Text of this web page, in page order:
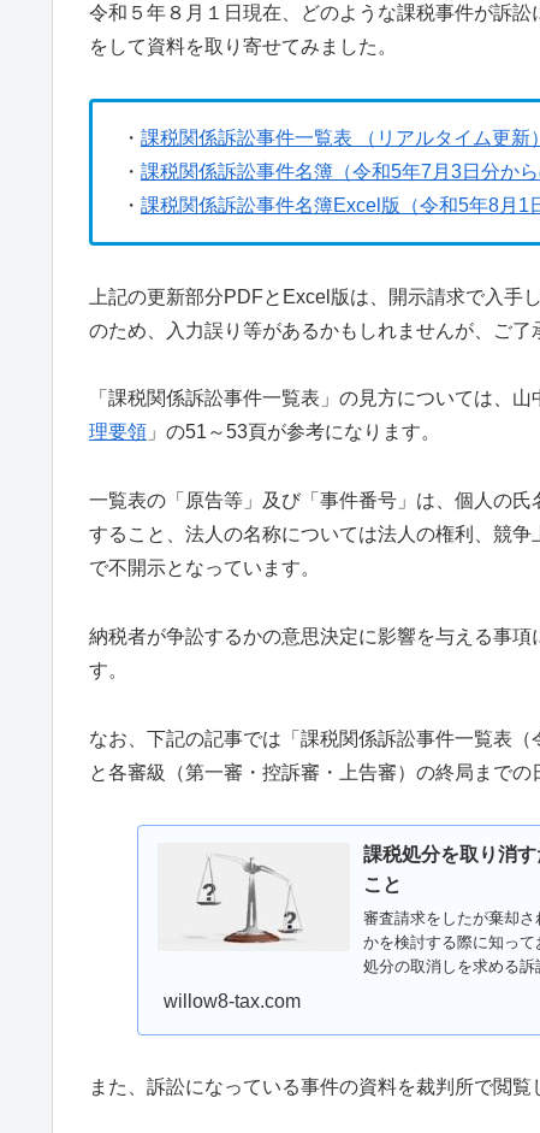
令和５年８月１日現在、どのような課税事件が訴
をして資料を取り寄せてみました。
・ 課税関係訴訟事件一覧表 （リアルタイム更新
・ 課税関係訴訟事件名簿（令和5年7月3日分から
・ 課税関係訴訟事件名簿Excel版（令和5年8月1
上記の更新部分PDFとExcel版は、開示請求で入
のため、入力誤り等があるかもしれませんが、ご了
「課税関係訴訟事件一覧表」の見方については、
理要領 」の51～53頁が参考になります。
一覧表の「原告等」及び「事件番号」は、個人の
すること、法人の名称については法人の権利、競
で不開示となっています。
納税者が争訟するかの意思決定に影響を与える事
す。
なお、下記の記事では「課税関係訴訟事件一覧表
と各審級（第一審・控訴審・上告審）の終局までの
課税処分を取り消
こと
審査請求をしたが棄却
かを検討する際に知っ
処分の取消しを求める
willow8-tax.com
また、訴訟になっている事件の資料を裁判所で閲